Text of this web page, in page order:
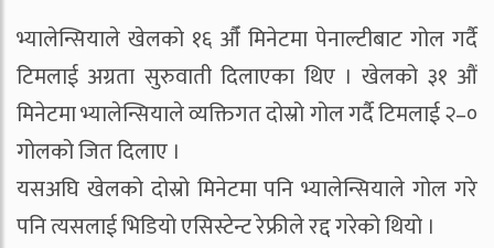
भ्यालेन्सियाले खेलको १६ औँ मिनेटमा पेनाल्टीबाट गोल गर्दै
टिमलाई अग्रता सुरुवाती दिलाएका थिए । खेलको ३१ औं
मिनेटमा भ्यालेन्सियाले व्यक्तिगत दोस्रो गोल गर्दै टिमलाई २–०
गोलको जित दिलाए ।
यसअघि खेलको दोस्रो मिनेटमा पनि भ्यालेन्सियाले गोल गरे
पनि त्यसलाई भिडियो एसिस्टेन्ट रेफ्रीले रद्द गरेको थियो ।